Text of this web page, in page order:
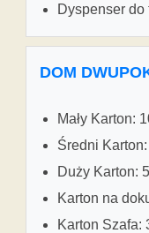
Dyspenser
DOM
Mały Karton:
Średni
Duży Karton:
Karton na
Karton Szafa: